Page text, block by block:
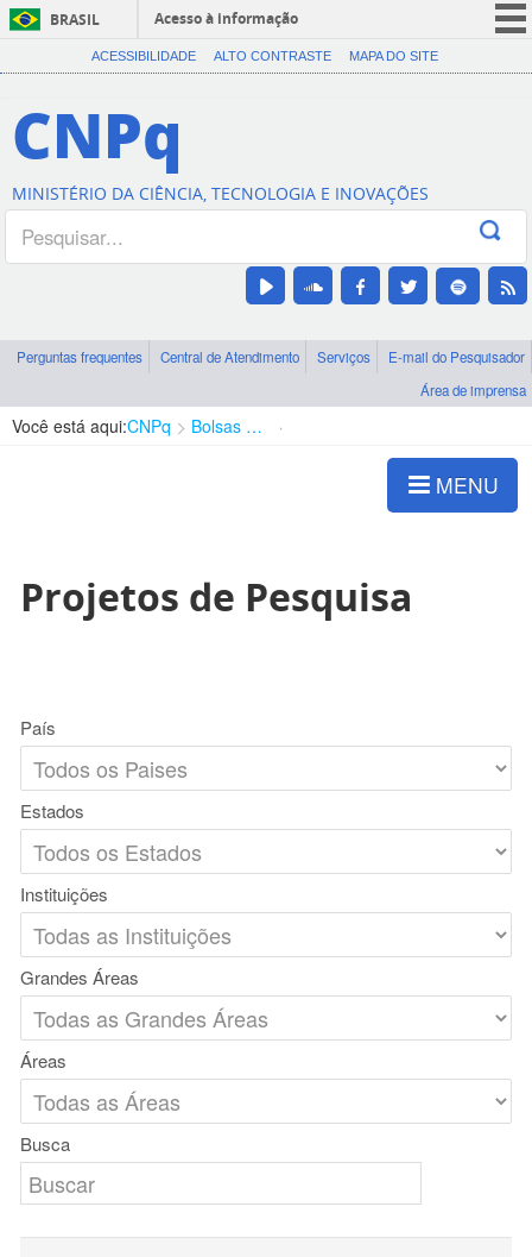
BRASIL
Acesso à informação
CORONAVÍRUS (COVID-19)
Canais
ACESSIBILIDADE ALTO CONTRASTE MAPA DO SITE
CNPq
MINISTÉRIO DA CIÊNCIA, TECNOLOGIA E INOVAÇÕES
Perguntas frequentes Central de Atendimento Serviços
E-mail do Pesquisador
Área de imprensa
Você está aqui:CNPq Bolsas e Auxílios Vigentes
MENU
Projetos de Pesquisa
País
Estados
Instituições
Grandes Áreas
Áreas
Busca